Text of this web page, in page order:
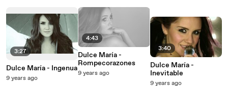
3:27
Dulce María - Ingenua
9 years ago
4:43
Dulce María -
Rompecorazones
9 years ago
3:40
Dulce María -
Inevitable
9 years ago